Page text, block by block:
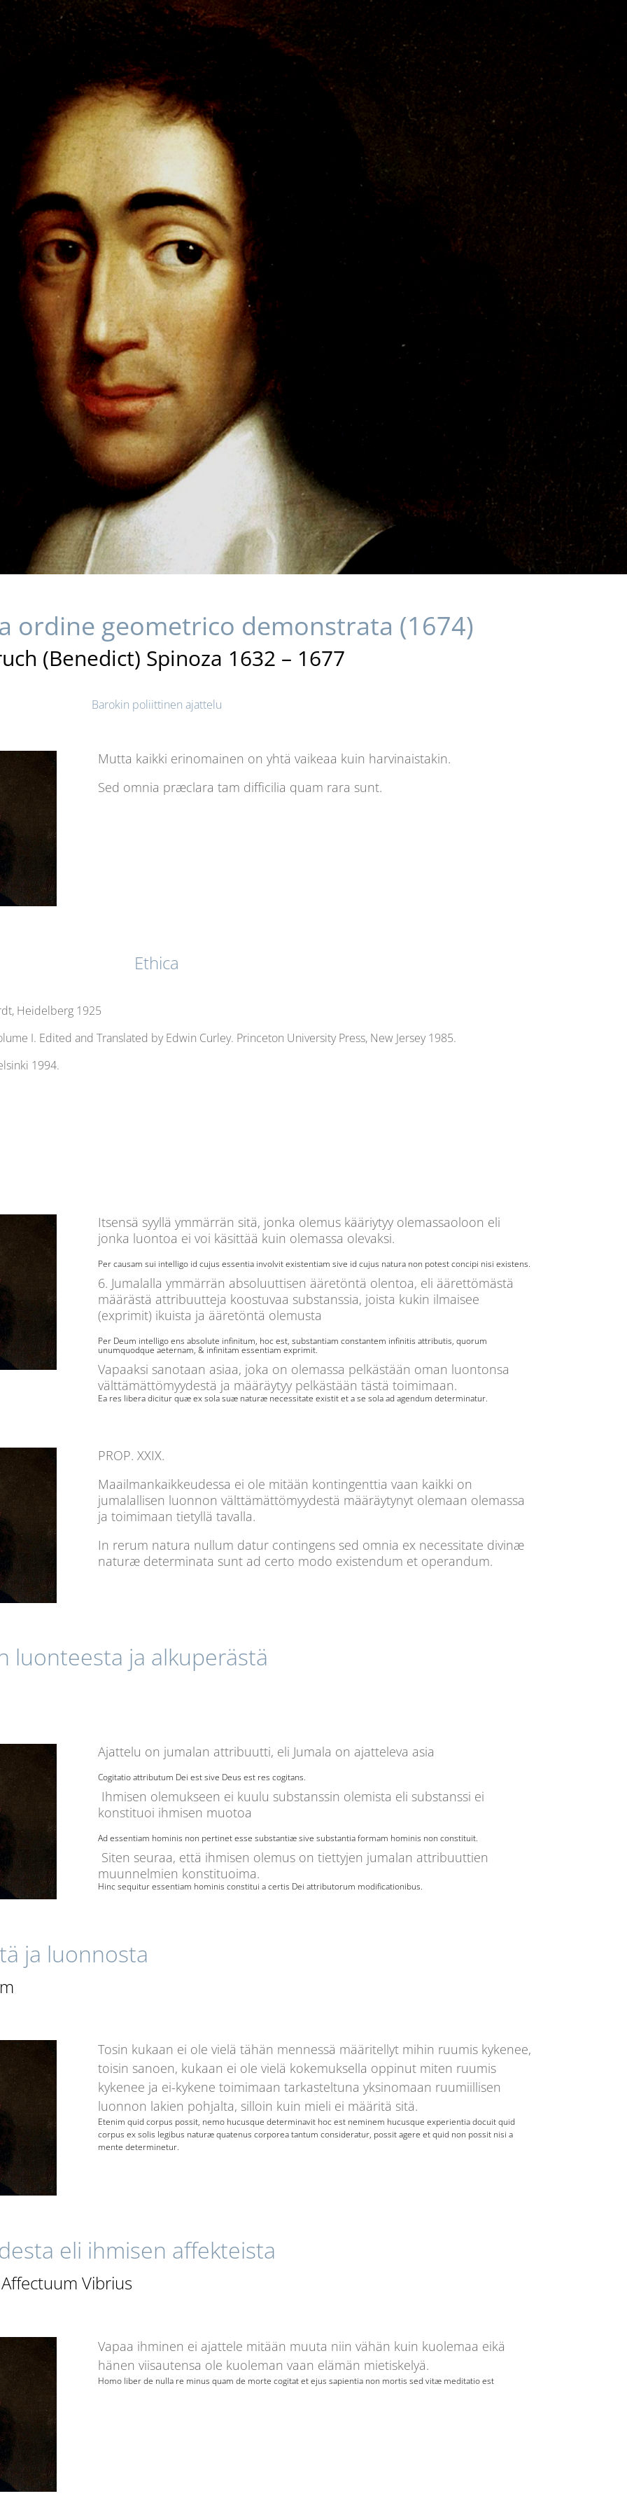
ordine geometrico demonstrata (1674)
(Benedict) Spinoza 1632 – 1677
Barokin poliittinen ajattelu
Mutta kaikki erinomainen on yhtä vaikeaa kuin harvinaistakin.
Sed omnia præclara tam difficilia quam rara sunt.
Ethica
Heidelberg 1925
I. Edited and Translated by Edwin Curley. Princeton University Press, New Jersey 1985.
1994.
Itsensä syyllä ymmärrän sitä, jonka olemus kääriytyy olemassaoloon eli
jonka luontoa ei voi käsittää kuin olemassa olevaksi.
Per causam sui intelligo id cujus essentia involvit existentiam sive id cujus natura non potest concipi nisi existens.
6. Jumalalla ymmärrän absoluuttisen ääretöntä olentoa, eli äärettömästä
määrästä attribuutteja koostuvaa substanssia, joista kukin ilmaisee
(exprimit) ikuista ja ääretöntä olemusta
Per Deum intelligo ens absolute infinitum, hoc est, substantiam constantem infinitis attributis, quorum
unumquodque aeternam, & infinitam essentiam exprimit.
Vapaaksi sanotaan asiaa, joka on olemassa pelkästään oman luontonsa
välttämättömyydestä ja määräytyy pelkästään tästä toimimaan.
Ea res libera dicitur quæ ex sola suæ naturæ necessitate existit et a se sola ad agendum determinatur.
PROP. XXIX.
Maailmankaikkeudessa ei ole mitään kontingenttia vaan kaikki on
jumalallisen luonnon välttämättömyydestä määräytynyt olemaan olemassa
ja toimimaan tietyllä tavalla.
In rerum natura nullum datur contingens sed omnia ex necessitate divinæ
naturæ determinata sunt ad certo modo existendum et operandum.
luonteesta ja alkuperästä
Ajattelu on jumalan attribuutti, eli Jumala on ajatteleva asia
Cogitatio attributum Dei est sive Deus est res cogitans.
Ihmisen olemukseen ei kuulu substanssin olemista eli substanssi ei
konstituoi ihmisen muotoa
Ad essentiam hominis non pertinet esse substantiæ sive substantia formam hominis non constituit.
Siten seuraa, että ihmisen olemus on tiettyjen jumalan attribuuttien
muunnelmien konstituoima.
Hinc sequitur essentiam hominis constitui a certis Dei attributorum modificationibus.
ja luonnosta
Tosin kukaan ei ole vielä tähän mennessä määritellyt mihin ruumis kykenee,
toisin sanoen, kukaan ei ole vielä kokemuksella oppinut miten ruumis
kykenee ja ei-kykene toimimaan tarkasteltuna yksinomaan ruumiillisen
luonnon lakien pohjalta, silloin kuin mieli ei määritä sitä.
Etenim quid corpus possit, nemo hucusque determinavit hoc est neminem hucusque experientia docuit quid
corpus ex solis legibus naturæ quatenus corporea tantum consideratur, possit agere et quid non possit nisi a
mente determinetur.
eli ihmisen affekteista
Vibrius
Vapaa ihminen ei ajattele mitään muuta niin vähän kuin kuolemaa eikä
hänen viisautensa ole kuoleman vaan elämän mietiskelyä.
Homo liber de nulla re minus quam de morte cogitat et ejus sapientia non mortis sed vitæ meditatio est